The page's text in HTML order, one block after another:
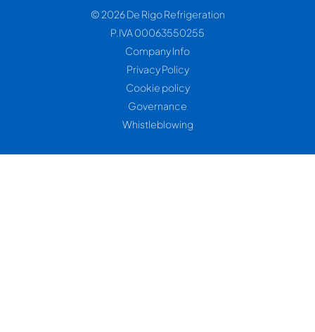
© 2026 De Rigo Refrigeration
P.IVA 00063550255
Company Info
Privacy Policy
Cookie policy
Governance
Whistleblowing